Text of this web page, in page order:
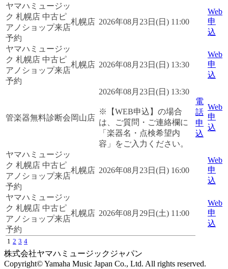
ヤマハミュージッ
ク 札幌店 中古ピ
アノショップ来店
予約
札幌店 2026年08月23日(日) 11:00
Web
申
込
ヤマハミュージッ
ク 札幌店 中古ピ
アノショップ来店
予約
札幌店 2026年08月23日(日) 13:30
Web
申
込
管楽器無料診断会岡山店
2026年08月23日(日) 13:30
※【WEB申込】の場合
は、ご質問・ご連絡欄に
「楽器名・点検希望内
容」をご入力ください。
電
話
申
込
Web
申
込
ヤマハミュージッ
ク 札幌店 中古ピ
アノショップ来店
予約
札幌店 2026年08月23日(日) 16:00
Web
申
込
ヤマハミュージッ
ク 札幌店 中古ピ
アノショップ来店
予約
札幌店 2026年08月29日(土) 11:00
Web
申
込
1 2 3 4
株式会社ヤマハミュージックジャパン
Copyright© Yamaha Music Japan Co., Ltd. All rights reserved.